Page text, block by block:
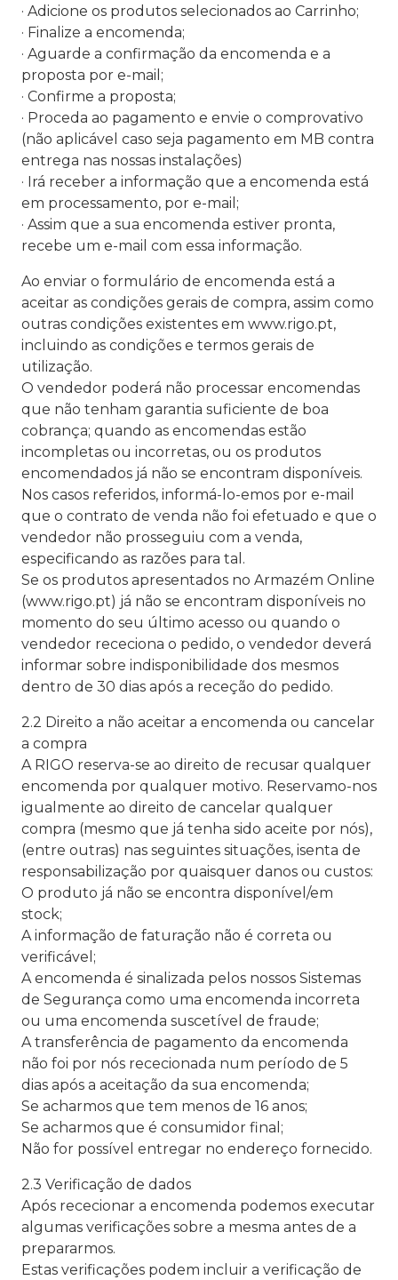
· Adicione os produtos selecionados ao Carrinho;
· Finalize a encomenda;
· Aguarde a confirmação da encomenda e a
proposta por e-mail;
· Confirme a proposta;
· Proceda ao pagamento e envie o comprovativo
(não aplicável caso seja pagamento em MB contra
entrega nas nossas instalações)
· Irá receber a informação que a encomenda está
em processamento, por e-mail;
· Assim que a sua encomenda estiver pronta,
recebe um e-mail com essa informação.
Ao enviar o formulário de encomenda está a
aceitar as condições gerais de compra, assim como
outras condições existentes em www.rigo.pt,
incluindo as condições e termos gerais de
utilização.
O vendedor poderá não processar encomendas
que não tenham garantia suficiente de boa
cobrança; quando as encomendas estão
incompletas ou incorretas, ou os produtos
encomendados já não se encontram disponíveis.
Nos casos referidos, informá-lo-emos por e-mail
que o contrato de venda não foi efetuado e que o
vendedor não prosseguiu com a venda,
especificando as razões para tal.
Se os produtos apresentados no Armazém Online
(www.rigo.pt) já não se encontram disponíveis no
momento do seu último acesso ou quando o
vendedor receciona o pedido, o vendedor deverá
informar sobre indisponibilidade dos mesmos
dentro de 30 dias após a receção do pedido.
2.2 Direito a não aceitar a encomenda ou cancelar
a compra
A RIGO reserva-se ao direito de recusar qualquer
encomenda por qualquer motivo. Reservamo-nos
igualmente ao direito de cancelar qualquer
compra (mesmo que já tenha sido aceite por nós),
(entre outras) nas seguintes situações, isenta de
responsabilização por quaisquer danos ou custos:
O produto já não se encontra disponível/em
stock;
A informação de faturação não é correta ou
verificável;
A encomenda é sinalizada pelos nossos Sistemas
de Segurança como uma encomenda incorreta
ou uma encomenda suscetível de fraude;
A transferência de pagamento da encomenda
não foi por nós rececionada num período de 5
dias após a aceitação da sua encomenda;
Se acharmos que tem menos de 16 anos;
Se acharmos que é consumidor final;
Não for possível entregar no endereço fornecido.
2.3 Verificação de dados
Após rececionar a encomenda podemos executar
algumas verificações sobre a mesma antes de a
prepararmos.
Estas verificações podem incluir a verificação de